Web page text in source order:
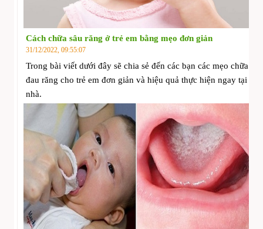
Cách chữa sâu răng ở trẻ em bằng mẹo đơn giản
31/12/2022, 09:55:07
Trong bài viết dưới đây sẽ chia sẻ đến các bạn các mẹo chữa
đau răng cho trẻ em đơn giản và hiệu quả thực hiện ngay tại
nhà.